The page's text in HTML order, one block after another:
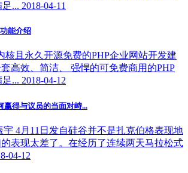
... 2018-04-11
能介绍
核且永久开源免费的PHP企业网站开发建
高效、简洁、 强悍的可免费商用的PHP
... 2018-04-12
赢得与议员的当面对峙...
宇 4月11日发自硅谷并不是扎克伯格表现地
表现太差了。在经历了连续两天马拉松式
04-12